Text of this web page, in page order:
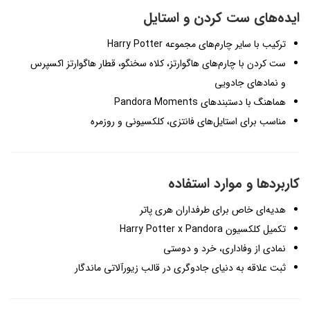
ایده‌های ست کردن و استایل
ترکیب با سایر چارم‌های مجموعه Harry Potter
ست کردن با چارم‌های هاگوارتز، کلاه سخنگو، قطار هاگوارتز اکسپرس
و نمادهای جادویی
هماهنگ با دستبندهای Pandora Moments
مناسب برای استایل‌های فانتزی، کلکسیونی و روزمره
کاربردها و موارد استفاده
هدیه‌ای خاص برای طرفداران هری پاتر
تکمیل کلکسیون Harry Potter x Pandora
نمادی از وفاداری، خرد و دوستی
ثبت علاقه به دنیای جادوگری در قالب زیورآلاتی ماندگار